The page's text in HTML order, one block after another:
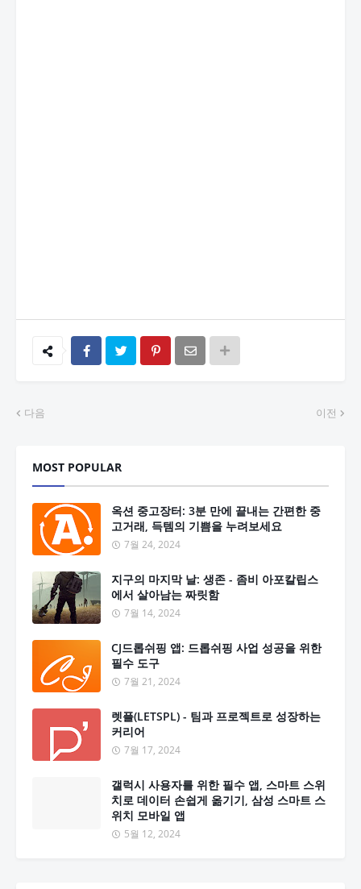
다음 이전
MOST POPULAR
옥션 중고장터: 3분 만에 끝내는 간편한 중
고거래, 득템의 기쁨을 누려보세요
7월 24, 2024
지구의 마지막 날: 생존 - 좀비 아포칼립스
에서 살아남는 짜릿함
7월 14, 2024
CJ드롭쉬핑 앱: 드롭쉬핑 사업 성공을 위한
필수 도구
7월 21, 2024
렛플(LETSPL) - 팀과 프로젝트로 성장하는
커리어
7월 17, 2024
갤럭시 사용자를 위한 필수 앱, 스마트 스위
치로 데이터 손쉽게 옮기기, 삼성 스마트 스
위치 모바일 앱
5월 12, 2024